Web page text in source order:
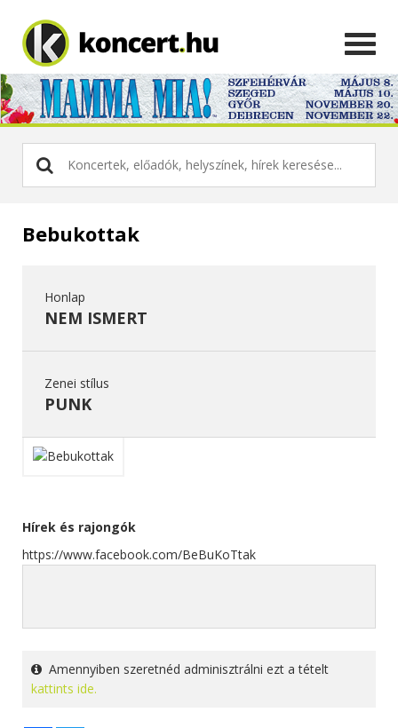
Bebukottak
Honlap
NEM ISMERT
Zenei stílus
PUNK
Hírek és rajongók
https://www.facebook.com/BeBuKoTtak
Amennyiben szeretnéd adminisztrálni ezt a tételt
kattints ide.